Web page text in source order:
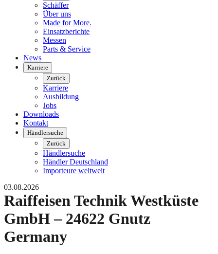
Schäffer
Über uns
Made for More.
Einsatzberichte
Messen
Parts & Service
News
Karriere
Zurück
Karriere
Ausbildung
Jobs
Downloads
Kontakt
Händlersuche
Zurück
Händlersuche
Händler Deutschland
Importeure weltweit
03.08.2026
Raiffeisen Technik Westküste
GmbH – 24622 Gnutz
Germany